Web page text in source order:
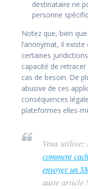
destinataire ne
personne
Notez que, bien
l’anonymat, il
certaines
capacité de retracer
cas de besoin. De
abusive de ces
conséquences
plateformes elles-
Vous utilisez
comment
envoyer un
autre article !